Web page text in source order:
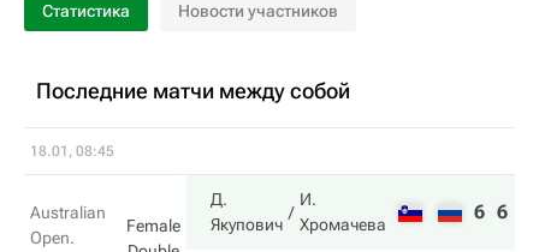
Статистика Новости участников
Последние матчи между собой
18.01, 08:45
Australian
Open.
Female
Д.
Якупович
И.
Хромачева
6 6